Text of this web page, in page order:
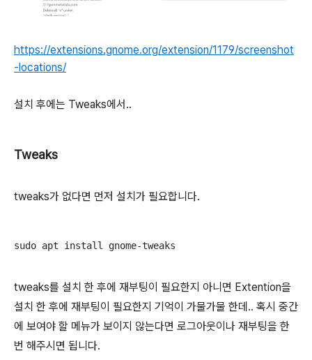
https://extensions.gnome.org/extension/1179/screenshot
-locations/
설치 후에는 Tweaks에서..
Tweaks
tweaks가 없다면 먼저 설치가 필요합니다.
sudo apt install gnome-tweaks
tweaks를 설치 한 후에 재부팅이 필요한지 아니면 Extention을
설치 한 후에 재부팅이 필요한지 기억이 가물가물 한데.. 혹시 중간
에 보여야 할 메뉴가 보이지 않는다면 로그아웃이나 재부팅을 한
번 해주시면 됩니다.